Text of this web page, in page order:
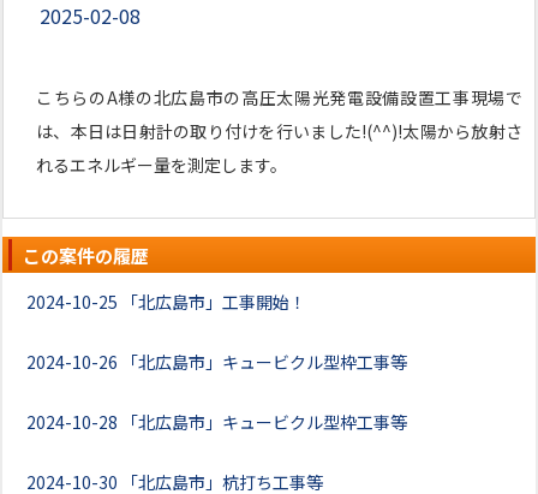
2025-02-08
こちらのA様の北広島市の高圧太陽光発電設備設置工事現場で
は、本日は日射計の取り付けを行いました!(^^)!太陽から放射さ
れるエネルギー量を測定します。
この案件の履歴
2024-10-25 「北広島市」工事開始！
2024-10-26 「北広島市」キュービクル型枠工事等
2024-10-28 「北広島市」キュービクル型枠工事等
2024-10-30 「北広島市」杭打ち工事等